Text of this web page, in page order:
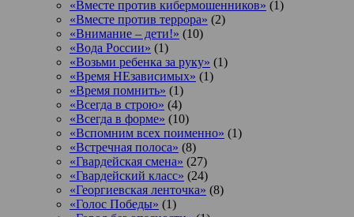
«Вместе против кибермошенников» (1)
«Вместе против террора» (2)
«Внимание – дети!» (10)
«Вода России» (1)
«Возьми ребенка за руку» (1)
«Время НЕзависимых» (1)
«Время помнить» (1)
«Всегда в строю» (4)
«Всегда в форме» (10)
«Вспомним всех поименно» (1)
«Встречная полоса» (8)
«Гвардейская смена» (27)
«Гвардейский класс» (24)
«Георгиевская ленточка» (8)
«Голос Победы» (1)